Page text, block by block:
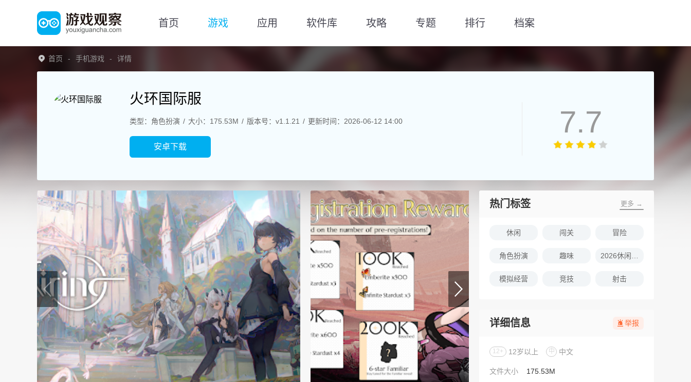
首页 游戏 应用 软件库 攻略 专题 排行 档案
首页 手机游戏 详情
火环国际服
类型：角色扮演 大小：175.53M 版本号：v1.1.21 更新时间：2026-06-12 14:00
安卓下载
7.7
热门标签 更多 →
休闲 闯关 冒险
角色扮演 趣味
模拟经营 竞技 射击
详细信息 举报
12+ 12岁以上 中 中文
文件大小
175.53M